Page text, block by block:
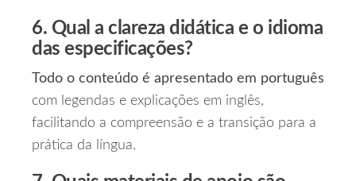
6. Qual a clareza didática e o idioma
das especificações?
Todo o conteúdo é apresentado em português
com legendas e explicações em inglês,
facilitando a compreensão e a transição para a
prática da língua.